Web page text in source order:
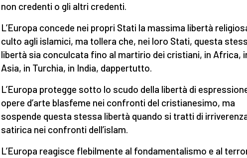
non credenti o gli altri credenti.
L’Europa concede nei propri Stati la massima libertà
culto agli islamici, ma tollera che, nei loro Stati, questa
libertà sia conculcata fino al martirio dei cristiani, in Africa,
Asia, in Turchia, in India, dappertutto.
L’Europa protegge sotto lo scudo della libertà di
opere d’arte blasfeme nei confronti del cristianesimo, ma
sospende questa stessa libertà quando si tratti di
satirica nei confronti dell’islam.
L’Europa reagisce flebilmente al fondamentalismo e al